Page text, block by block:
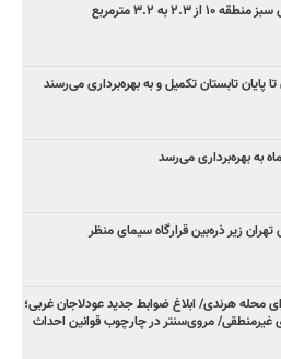
۲.۳ به ۳.۲ مترمربع
به بهره‌برداری می‌رسد
محله هرندی/ ابلاغ ضوابط جدید عودلاجان غربی؛
مروی‌سنتر در چارچوب قوانین احداث